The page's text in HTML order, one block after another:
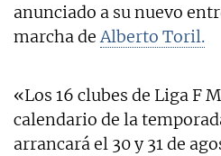
anunciado a su nuevo
marcha deAlberto Toril.
«Los 16 clubes de Liga F
calendario de la
arrancará el 30 y 31 de